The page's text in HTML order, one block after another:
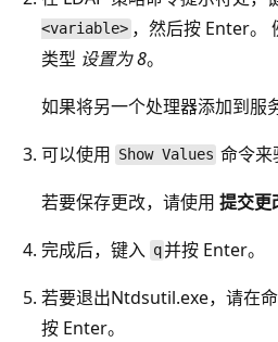
<variable> ，然后按 Enter。
类型 设置为 8。
如果将另一个处理器添加到服
可以使用 Show Values 命令来
若要保存更改，请使用 提交更
完成后，键入 q并按 Enter。
若要退出Ntdsutil.exe，请在
按 Enter。